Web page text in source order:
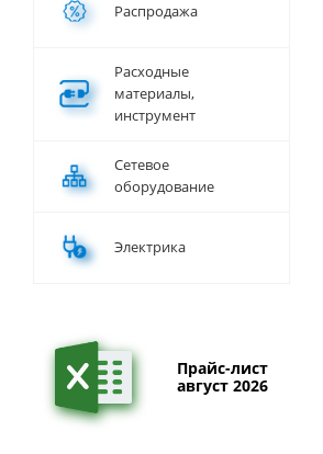
Распродажа
Расходные
материалы,
инструмент
Сетевое
оборудование
Электрика
Прайс-лист
август 2026